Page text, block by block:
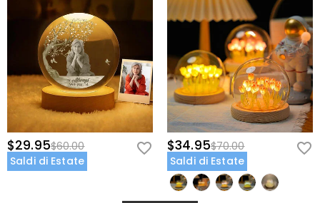
$29.95$60.00
Saldi di Estate
$34.95$70.00
Saldi di Estate